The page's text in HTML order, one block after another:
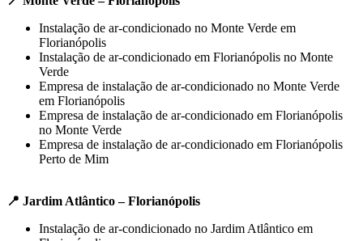
Instalação de ar-condicionado no Monte Verde em
Florianópolis
Instalação de ar-condicionado em Florianópolis no Monte
Verde
Empresa de instalação de ar-condicionado no Monte Verde
em Florianópolis
Empresa de instalação de ar-condicionado em Florianópolis
no Monte Verde
Empresa de instalação de ar-condicionado em Florianópolis
Perto de Mim
📍 Jardim Atlântico – Florianópolis
Instalação de ar-condicionado no Jardim Atlântico em